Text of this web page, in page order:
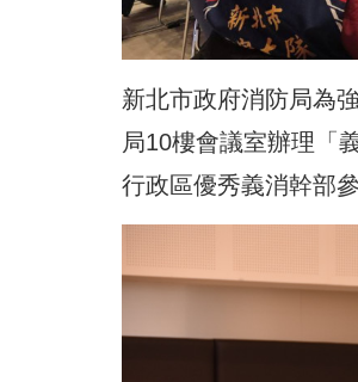
新北市政府消防局為
局10樓會議室辦理「
行政區優秀義消幹部